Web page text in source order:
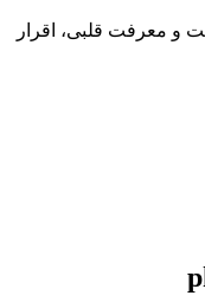
و معرفت قلبی، اقرار